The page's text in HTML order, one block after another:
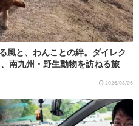
風と、わんことの絆。ダイレク
南九州・野生動物を訪ねる旅
2026/08/05